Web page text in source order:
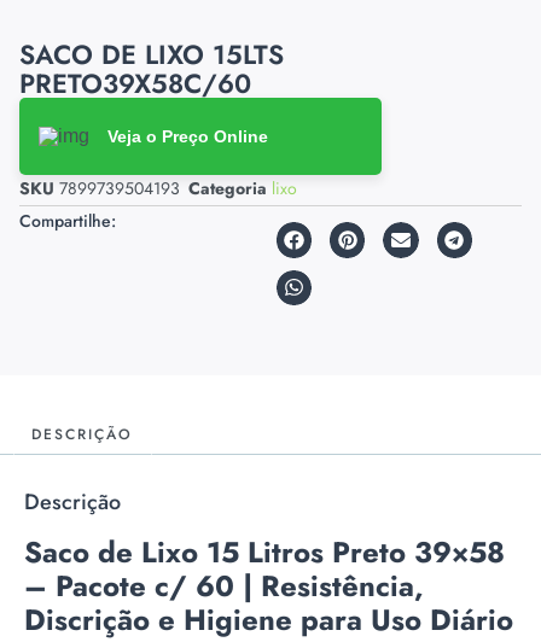
SACO DE LIXO 15LTS
PRETO39X58C/60
Veja o Preço Online
SKU 7899739504193 Categoria lixo
Compartilhe:
DESCRIÇÃO
Descrição
Saco de Lixo 15 Litros Preto 39×58
– Pacote c/ 60 | Resistência,
Discrição e Higiene para Uso Diário